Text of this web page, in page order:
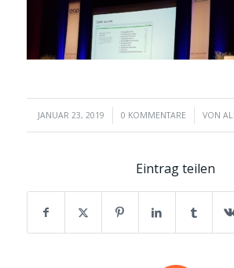
JANUAR 23, 2019
/ 0 KOMMENTARE
/ VON
Eintrag teilen